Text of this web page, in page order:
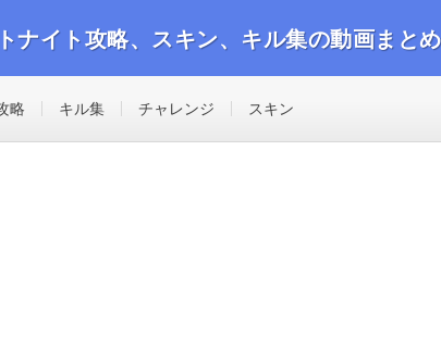
ナイト攻略、スキン、キル集の動画まとめ
略 キル集 チャレンジ スキン